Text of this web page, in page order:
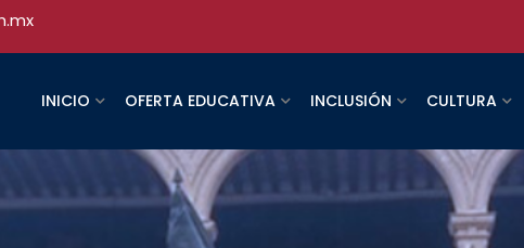
INICIO OFERTA EDUCATIVA INCLUSIÓN CULTURA